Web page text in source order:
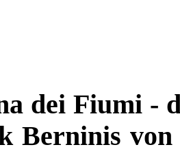
dei Fiumi -
Berninis